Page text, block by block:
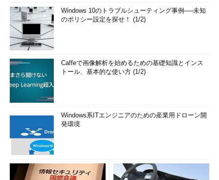
Windows 10のトラブルシューティング事例──未知
のポリシー設定を探せ！ (1/2)
Caffeで画像解析を始めるための基礎知識とインス
トール、基本的な使い方 (1/2)
Windows系ITエンジニアのための産業用ドローン開
発環境